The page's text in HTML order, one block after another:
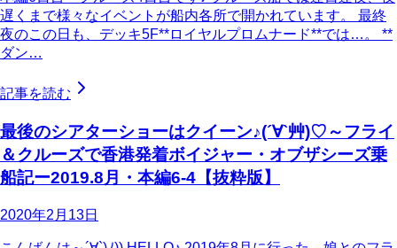
遅くまで様々なイベントが船内各所で開かれています。 最終
夜のこの日も、デッキ5F**ロイヤルプロムナード**では…。 **
ダン…
記事を読む
最後のシアターショーはクイーン♪(´∀`艸)♡～フライ
＆クルーズで香港発着ボイジャー・オブザシーズ乗
船記ー2019.8月・本編6-4【抜粋版】
2020年2月13日